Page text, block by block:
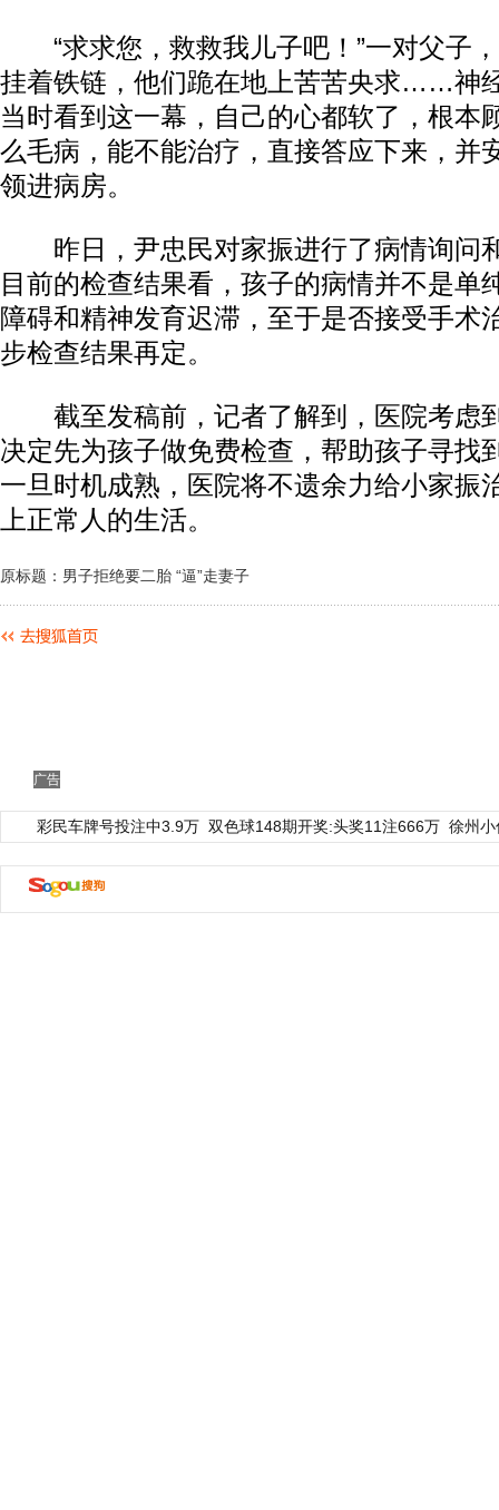
“求求您，救救我儿子吧！”一对父子
挂着铁链，他们跪在地上苦苦央求……神
当时看到这一幕，自己的心都软了，根本
么毛病，能不能治疗，直接答应下来，并
领进病房。
昨日，尹忠民对家振进行了病情询问
目前的检查结果看，孩子的病情并不是单
障碍和精神发育迟滞，至于是否接受手术
步检查结果再定。
截至发稿前，记者了解到，医院考虑
决定先为孩子做免费检查，帮助孩子寻找
一旦时机成熟，医院将不遗余力给小家振
上正常人的生活。
原标题：男子拒绝要二胎 “逼”走妻子
广告
彩民车牌号投注中3.9万 双色球148期开奖:头奖11注666万 徐州